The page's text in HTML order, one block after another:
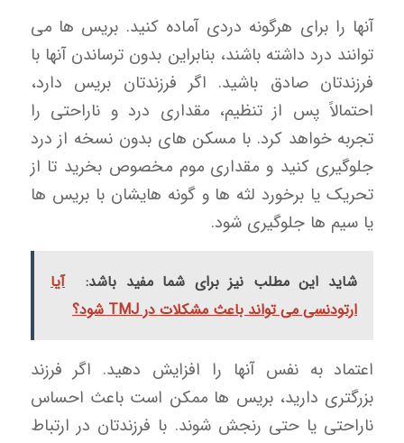
آنها را برای هرگونه دردی آماده کنید. بریس ها می
توانند درد داشته باشند، بنابراین بدون ترساندن آنها با
فرزندتان صادق باشید. اگر فرزندتان بریس دارد،
احتمالاً پس از تنظیم، مقداری درد و ناراحتی را
تجربه خواهد کرد. با مسکن های بدون نسخه از درد
جلوگیری کنید و مقداری موم مخصوص بخرید تا از
تحریک یا برخورد لثه ها و گونه هایشان با بریس ها
یا سیم ها جلوگیری شود.
شاید این مطلب نیز برای شما مفید باشد:
آیا
ارتودنسی می تواند باعث مشکلات در TMJ شود؟
اعتماد به نفس آنها را افزایش دهید. اگر فرزند
بزرگتری دارید، بریس ها ممکن است باعث احساس
ناراحتی یا حتی رنجش شوند. با فرزندتان در ارتباط